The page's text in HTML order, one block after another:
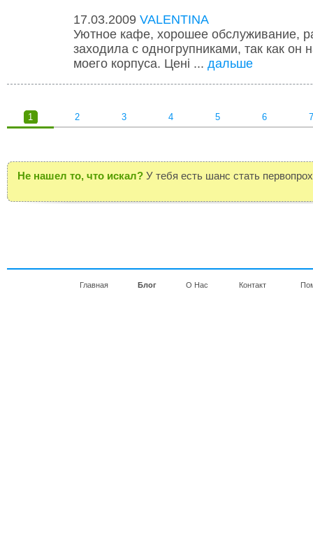
17.03.2009 VALENTINA
Уютное кафе, хорошее обслуживание,
заходила с одногрупниками, так как он
моего корпуса. Цені ... дальше
1 2 3 4 5 6 7
Не нашел то, что искал? У тебя есть шанс стать
Главная Блог О Нас Контакт